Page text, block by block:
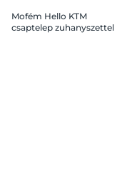
Mofém Hello KTM
csaptelep zuhanyszettel